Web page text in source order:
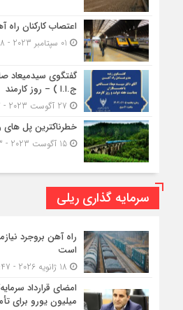
اعتصاب کارکنان
گفتگوی سیدمیعاد
ج.ا.ا ) – روز کارمند
خطرناکترین پل های
15 آگوست 2023 - 20:13
سرمایه گذاری ریلی
راه آهن بروجرد
است